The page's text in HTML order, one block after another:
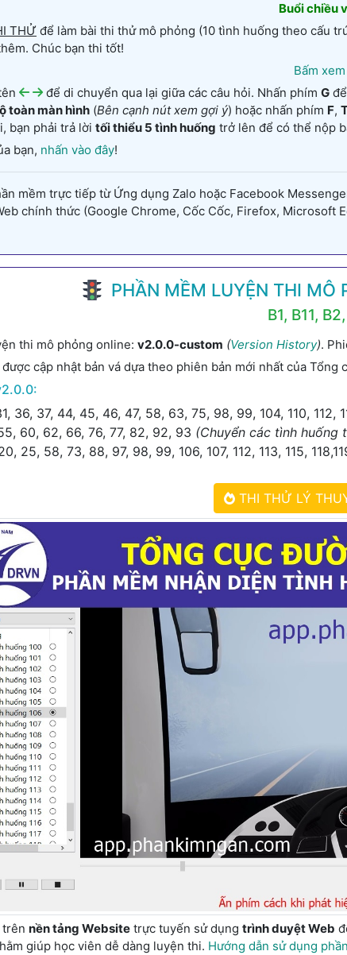
Buổi chiều
THỬ để làm bài thi thử mô phỏng (10 tình huống theo cấu
Chúc bạn thi tốt!
Bấm
để di chuyển qua lại giữa các câu hỏi. Nhấn phím G
toàn màn hình (Bên cạnh nút xem gợi ý) hoặc nhấn phím F,
bạn phải trả lời tối thiểu 5 tình huống trở lên để có thể nộp
bạn, nhấn vào đây!
mềm trực tiếp từ Ứng dụng Zalo hoặc Facebook
chính thức (Google Chrome, Cốc Cốc, Firefox, Microsoft
PHẦN MỀM LUYỆN THI MÔ
B1, B11,
thi mô phỏng online: v2.0.0-custom (Version History).
cập nhật bản vá dựa theo phiên bản mới nhất của Tổng
36, 37, 44, 45, 46, 47, 58, 63, 75, 98, 99, 104, 110, 112,
60, 62, 66, 76, 77, 82, 92, 93 (Chuyển các tình huống
25, 58, 73, 88, 97, 98, 99, 106, 107, 112, 113, 115,
THI THỬ LÝ
trên nền tảng Website trực tuyến sử dụng trình duyệt Web
giúp học viên dễ dàng luyện thi. Hướng dẫn sử dụng